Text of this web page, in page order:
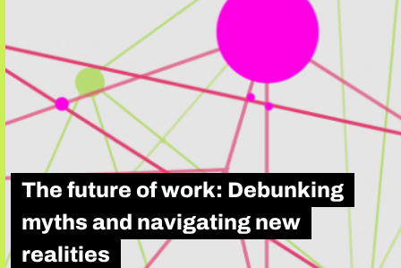
The future of work: Debunking
myths and navigating new
realities